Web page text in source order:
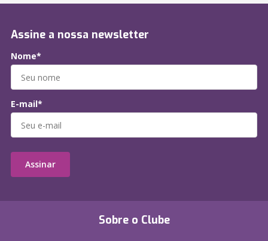
Sobre o Clube
Assine a nossa newsletter
Nome*
E-mail*
Assinar